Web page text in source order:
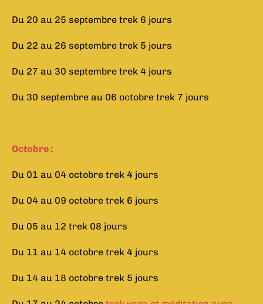
Du 20 au 25 septembre trek 6 jours
Du 22 au 26 septembre trek 5 jours
Du 27 au 30 septembre trek 4 jours
Du 30 septembre au 06 octobre trek 7 jours
Octobre :
Du 01 au 04 octobre trek 4 jours
Du 04 au 09 octobre trek 6 jours
Du 05 au 12 trek 08 jours
Du 11 au 14 octobre trek 4 jours
Du 14 au 18 octobre trek 5 jours